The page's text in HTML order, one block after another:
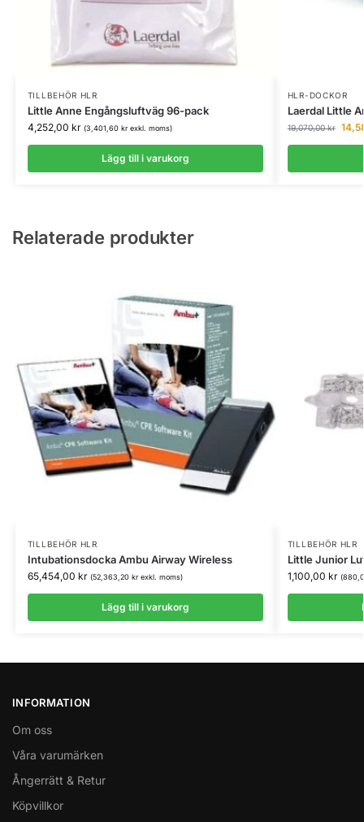
TILLBEHÖR HLR
Little Anne Engångsluftväg 96-pack
4,252,00 kr (3,401,60 krexkl. moms)
Lägg till i varukorg
HLR-DOCKOR
Laerdal Little
19,070,00kr
Relaterade produkter
TILLBEHÖR HLR
Intubationsdocka Ambu Airway Wireless
65,454,00 kr (52,363,20 krexkl. moms)
Lägg till i varukorg
TILLBEHÖR HLR
Little Junior
1,100,00 kr (
INFORMATION
Om oss
Våra varumärken
Ångerrätt & Retur
Köpvillkor